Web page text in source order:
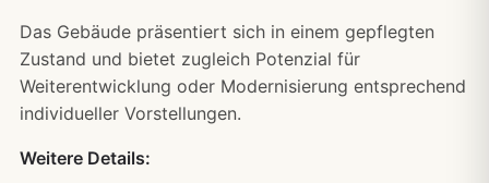
Das Gebäude präsentiert sich in einem gepflegten
Zustand und bietet zugleich Potenzial für
Weiterentwicklung oder Modernisierung entsprechend
individueller Vorstellungen.
Weitere Details: